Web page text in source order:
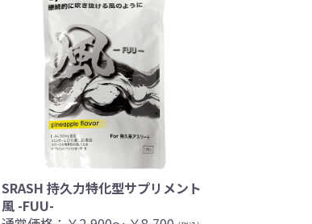
SRASH 持久力特化型サプリメント
風 -FUU-